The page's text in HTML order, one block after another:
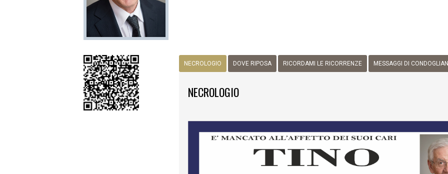
NECROLOGIO DOVE RIPOSA RICORDAMI LE RICORRENZE MESSAGGI DI
NECROLOGIO